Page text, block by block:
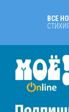
ВСЕ
СТИХИЯ